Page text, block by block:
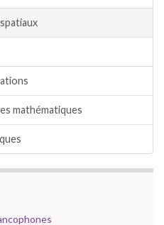
mathématiques